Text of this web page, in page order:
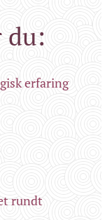
du:
erfaring
rundt